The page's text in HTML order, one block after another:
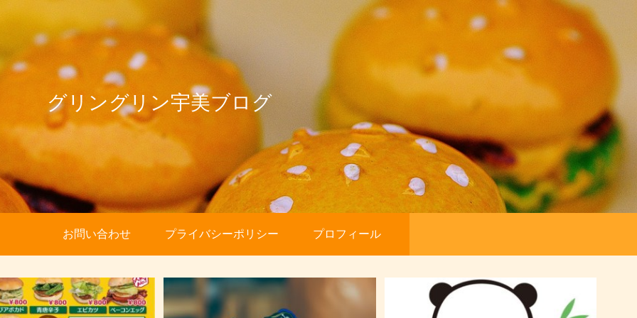
グリングリン宇美ブログ
お問い合わせ プライバシーポリシー プロフィール